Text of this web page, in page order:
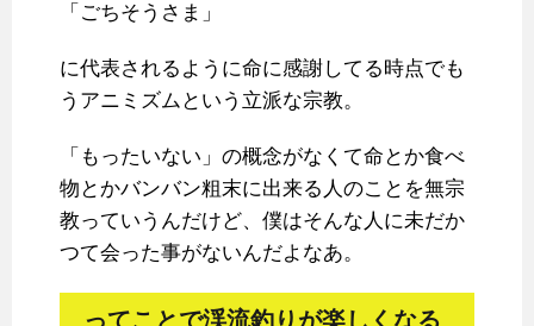
「ごちそうさま」
に代表されるように命に感謝してる時点でも
うアニミズムという立派な宗教。
「もったいない」の概念がなくて命とか食べ
物とかバンバン粗末に出来る人のことを無宗
教っていうんだけど、僕はそんな人に未だか
つて会った事がないんだよなあ。
ってことで渓流釣りが楽しくなる